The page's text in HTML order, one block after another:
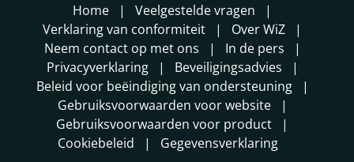
Home
Veelgestelde vragen
Verklaring van conformiteit
Over WiZ
Neem contact op met ons
In de pers
Privacyverklaring
Beveiligingsadvies
Beleid voor beëindiging van ondersteuning
Gebruiksvoorwaarden voor website
Gebruiksvoorwaarden voor product
Cookiebeleid
Gegevensverklaring